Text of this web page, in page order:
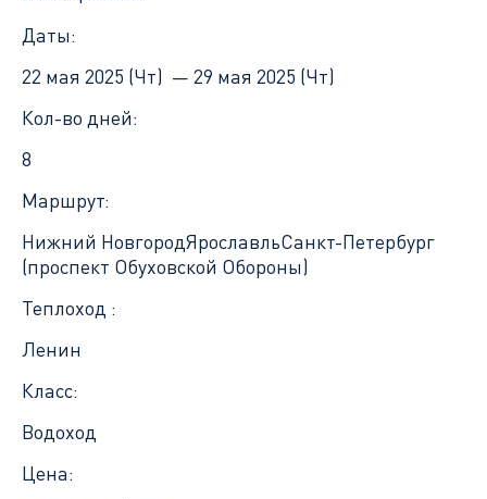
Даты:
22 мая 2025 (Чт) — 29 мая 2025 (Чт)
Кол-во дней:
8
Маршрут:
Нижний НовгородЯрославльСанкт-Петербург
(проспект Обуховской Обороны)
Теплоход :
Ленин
Класс:
Водоход
Цена: